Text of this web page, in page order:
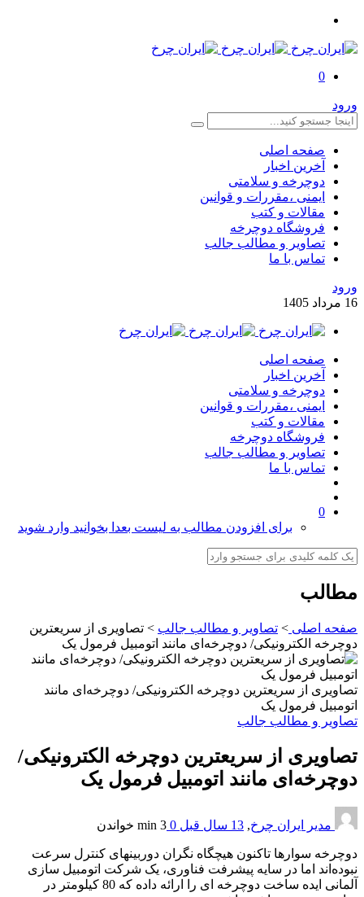
صفحه اصلی
آخرین اخبار
دوچرخه و سلامتی
ایمنی ،مقررات و قوانین
مقالات و کتب
فروشگاه دوچرخه
تصاویر و مطالب جالب
تماس با ما
مرداد 1405
صفحه اصلی
آخرین اخبار
دوچرخه و سلامتی
ایمنی ،مقررات و قوانین
مقالات و کتب
فروشگاه دوچرخه
تصاویر و مطالب جالب
تماس با ما
برای افزودن مطالب به لیست بعدا بخوانید وارد شوید
اصلی >تصاویر و مطالب جالب>تصاویری از سریعترین
الکترونیکی/ دوچرخه‌‌ای مانند اتومبیل فرمول یک
از سریعترین دوچرخه الکترونیکی/ دوچرخه‌‌ای مانند
فرمول یک
و مطالب جالب
از سریعترین دوچرخه الکترونیکی/
مانند اتومبیل فرمول یک
مدیر ایران چرخ ,13 سال قبل 0
3 min خواندن
سوارها تاکنون هیچگاه نگران دوربینهای کنترل سرعت
اما در سایه پیشرفت فناوری، یک شرکت اتومبیل سازی
آلمانی ایده ساخت دوچرخه ای را ارائه داده که 80 کیلومتر در